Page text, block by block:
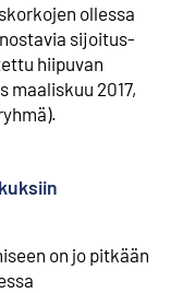
ollessa
sijoitus­
hiipuvan
maaliskuu 2017,
on jo pitkään